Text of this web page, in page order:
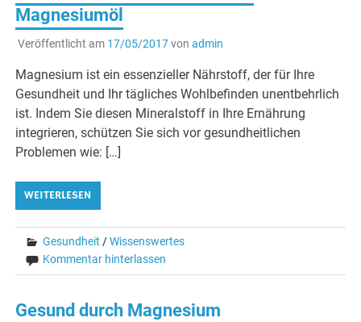
Magnesiumöl
Veröffentlicht am 17/05/2017von admin
Magnesium ist ein essenzieller Nährstoff, der für Ihre
Gesundheit und Ihr tägliches Wohlbefinden unentbehrlich
ist. Indem Sie diesen Mineralstoff in Ihre Ernährung
integrieren, schützen Sie sich vor gesundheitlichen
Problemen wie: […]
WEITERLESEN
Gesundheit /Wissenswertes
Kommentar hinterlassen
Gesund durch Magnesium